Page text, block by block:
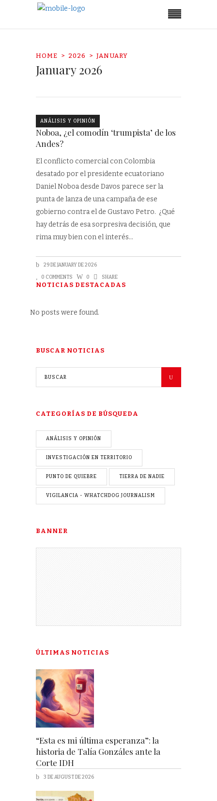
HOME 2026 JANUARY
January 2026
ANÁLISIS Y OPINIÓN
Noboa, ¿el comodín ‘trumpista’ de los
Andes?
El conflicto comercial con Colombia
desatado por el presidente ecuatoriano
Daniel Noboa desde Davos parece ser la
punta de lanza de una campaña de ese
gobierno contra el de Gustavo Petro. ¿Qué
hay detrás de esa sorpresiva decisión, que
rima muy bien con el interés
29 DE JANUARY DE 2026
0 COMMENTS 0 SHARE
NOTICIAS DESTACADAS
No posts were found.
BUSCAR NOTICIAS
CATEGORÍAS DE BÚSQUEDA
ANÁLISIS Y OPINIÓN
INVESTIGACIÓN EN TERRITORIO
PUNTO DE QUIEBRE TIERRA DE NADIE
VIGILANCIA - WHATCHDOG JOURNALISM
BANNER
ÚLTIMAS NOTICIAS
“Esta es mi última esperanza”: la
historia de Talía Gonzáles ante la
Corte IDH
3 DE AUGUST DE 2026